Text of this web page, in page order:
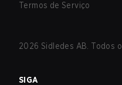
Termos de Serviço
2026 Sidledes AB. Todos
SIGA